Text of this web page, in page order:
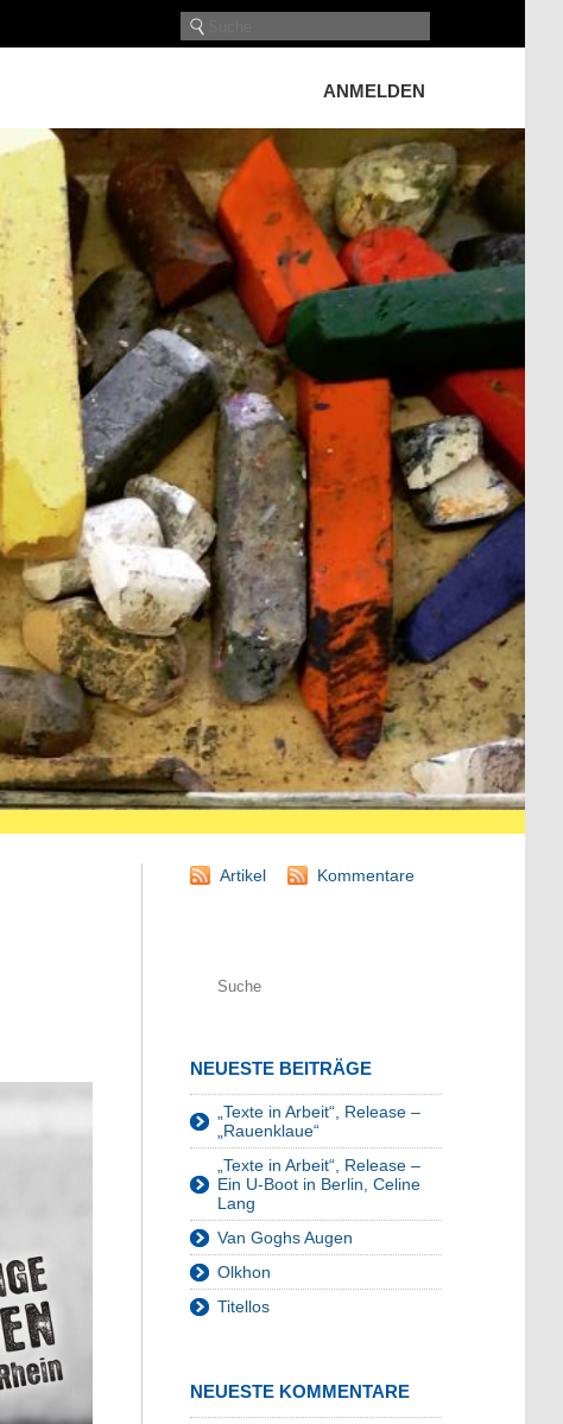
ANMELDEN
Artikel Kommentare
NEUESTE BEITRÄGE
„Texte in Arbeit“, Release –
„Rauenklaue“
„Texte in Arbeit“, Release –
Ein U-Boot in Berlin, Celine
Lang
Van Goghs Augen
Olkhon
Titellos
NEUESTE KOMMENTARE